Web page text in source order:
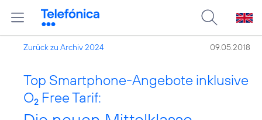
Zurück zu Archiv 2024 09.05.2018
Top Smartphone-Angebote inklusive
O2 Free Tarif: